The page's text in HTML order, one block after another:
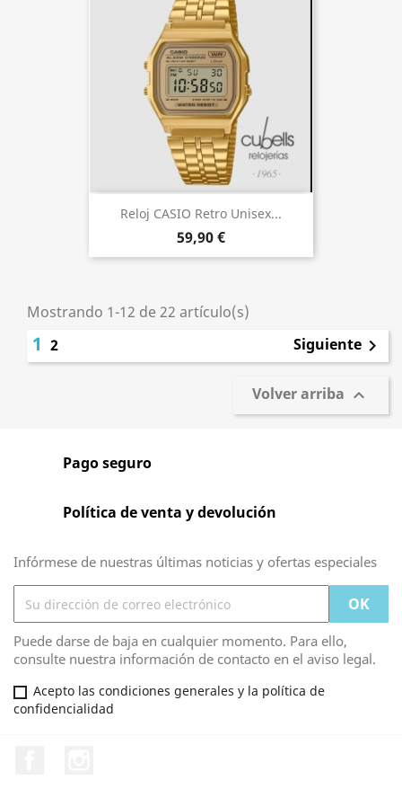
Reloj CASIO Retro Unisex...
59,90 €
Mostrando 1-12 de 22 artículo(s)
1 2 Siguiente 
Volver arriba 
Pago seguro
Política de venta y devolución
Infórmese de nuestras últimas noticias y ofertas especiales
Puede darse de baja en cualquier momento. Para ello,
consulte nuestra información de contacto en el aviso legal.
Acepto las condiciones generales y la política de
confidencialidad